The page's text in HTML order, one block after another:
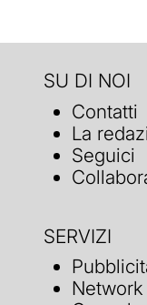
SU DI NOI
Contatti
La
Seguici
SERVIZI